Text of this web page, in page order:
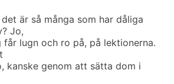
är så många som har dåliga
Jo,
lugn och ro på, på lektionerna.
kanske genom att sätta dom i